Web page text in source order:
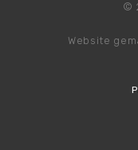
©
Website